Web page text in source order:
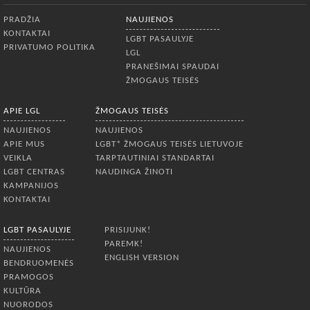
PRADŽIA
KONTAKTAI
PRIVATUMO POLITIKA
NAUJIENOS
LGBT PASAULYJE
LGL
PRANEŠIMAI SPAUDAI
ŽMOGAUS TEISĖS
APIE LGL
NAUJIENOS
APIE MUS
VEIKLA
LGBT CENTRAS
KAMPANIJOS
KONTAKTAI
ŽMOGAUS TEISĖS
NAUJIENOS
LGBT* ŽMOGAUS TEISĖS LIETUVOJE
TARPTAUTINIAI STANDARTAI
NAUDINGA ŽINOTI
LGBT PASAULYJE
NAUJIENOS
BENDRUOMENĖS
PRAMOGOS
KULTŪRA
NUORODOS
PRISIJUNK!
PAREMK!
ENGLISH VERSION